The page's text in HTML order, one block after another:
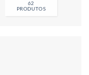
62
PRODUTOS